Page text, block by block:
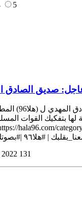
5
صديق الصادق
عاجل: صديق
لها بتفكيك القوات
2022 131